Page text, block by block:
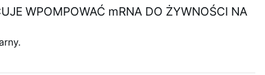
WPOMPOWAĆ mRNA DO ŻYWNOŚCI NA